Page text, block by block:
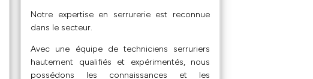
Notre expertise en serrurerie est reconnue
dans le secteur.
Avec une équipe de techniciens serruriers
hautement qualifiés et expérimentés, nous
possédons les connaissances et les